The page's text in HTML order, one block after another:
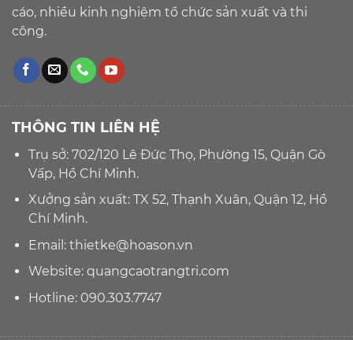
cáo, nhiều kinh nghiệm tổ chức sản xuất và thi
công.
THÔNG TIN LIÊN HỆ
Trụ sở: 702/120 Lê Đức Thọ, Phường 15, Quận Gò
Vấp, Hồ Chí Minh.
Xưởng sản xuất: TX 52, Thạnh Xuân, Quận 12, Hồ
Chí Minh.
Email: thietke@hoason.vn
Website:quangcaotrangtri.com
Hotline: 090.303.7747